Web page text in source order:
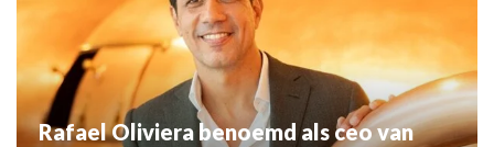
Rafael Oliviera benoemd als ceo van